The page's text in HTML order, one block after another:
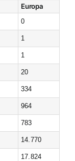
Europa
0
1
1
20
334
964
783
14.770
17.824